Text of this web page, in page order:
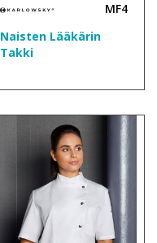
MF4
Naisten Lääkärin
Takki